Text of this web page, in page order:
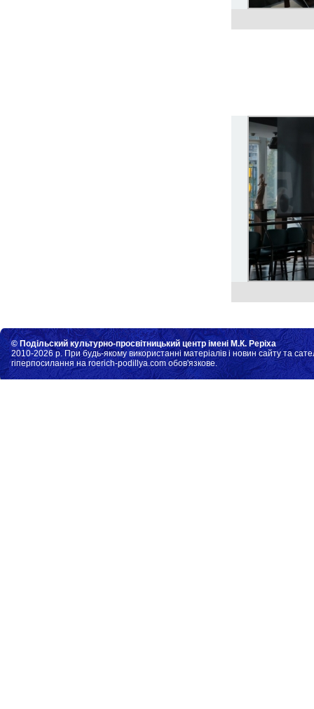
© Подільский культурно-просвітницький центр імені М.К. Реріха
2010-2026 р. При будь-якому використанні матеріалів і новин сайту та
гіперпосилання на roerich-podillya.com обов'язкове.